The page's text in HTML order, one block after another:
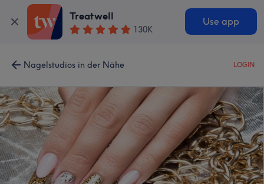
Treatwell
130K
Use app
Nagelstudios in der Nähe LOGIN